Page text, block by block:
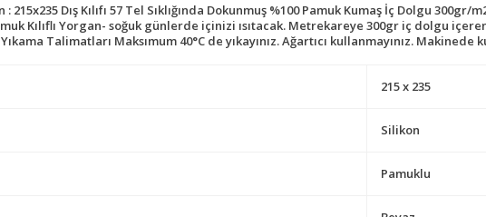
: 215x235 Dış Kılıfı 57 Tel Sıklığında Dokunmuş %100 Pamuk Kumaş İç Dolgu 300gr/
Kılıflı Yorgan- soğuk günlerde içinizi ısıtacak. Metrekareye 300gr iç dolgu
Talimatları Maksımum 40°C de yıkayınız. Ağartıcı kullanmayınız.
215 x 235
Silikon
Pamuklu